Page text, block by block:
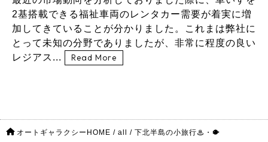
2基搭載できる福祉車両のレンタカー需要が着実に増
加してきていることが分かりました。これまは弊社に
とって未知の分野でありましたが、非常に程度の良い
レジアス...
Read More
オートギャラクシーHOME / all / 下北半島の小旅行♨・🐡